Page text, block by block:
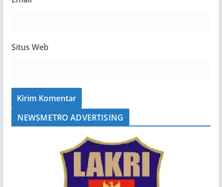
Situs Web
NEWSMETRO ADVERTISING